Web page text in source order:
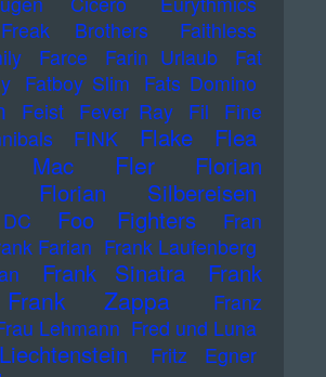
Brothers
Faithless
Farce Farin Urlaub
Fat
Fatboy Slim Fats Domino
Feist Fever Ray Fil
Fine
FINK Flake
Flea
Mac
Fler
Florian
Florian Silbereisen
Foo Fighters
Fran
Farian Frank Laufenberg
Frank Sinatra
Frank
Frank Zappa
Franz
Lehmann Fred und Luna
Fritz Egner